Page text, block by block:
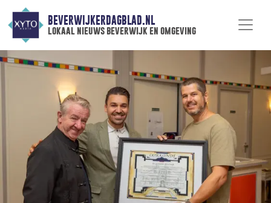
BEVERWIJKERDAGBLAD.NL
lokaal nieuws beverwijk en omgeving